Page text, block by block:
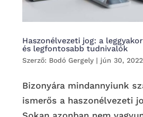
Haszonélvezeti jog: a
és legfontosabb tudnivalók
Szerző: Bodó Gergely| jún 30, 2022
Bizonyára mindannyiunk
ismerős a haszonélvezeti